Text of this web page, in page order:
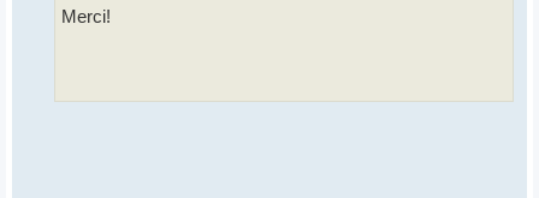
Merci!